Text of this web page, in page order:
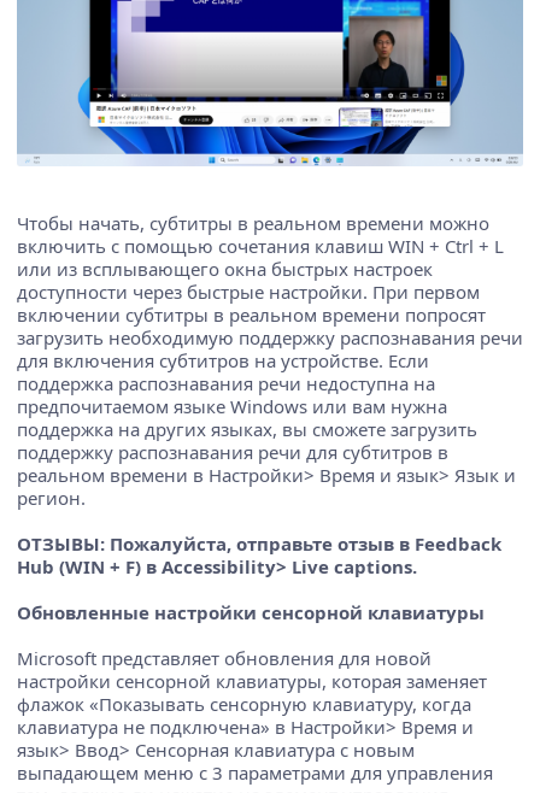
Чтобы начать, субтитры в реальном времени можно
включить с помощью сочетания клавиш WIN + Ctrl + L
или из всплывающего окна быстрых настроек
доступности через быстрые настройки. При первом
включении субтитры в реальном времени попросят
загрузить необходимую поддержку распознавания речи
для включения субтитров на устройстве. Если
поддержка распознавания речи недоступна на
предпочитаемом языке Windows или вам нужна
поддержка на других языках, вы сможете загрузить
поддержку распознавания речи для субтитров в
реальном времени в Настройки> Время и язык> Язык и
регион.
ОТЗЫВЫ: Пожалуйста, отправьте отзыв в Feedback
Hub (WIN + F) в Accessibility> Live captions.
Обновленные настройки сенсорной клавиатуры
Microsoft представляет обновления для новой
настройки сенсорной клавиатуры, которая заменяет
флажок «Показывать сенсорную клавиатуру, когда
клавиатура не подключена» в Настройки> Время и
язык> Ввод> Сенсорная клавиатура с новым
выпадающем меню с 3 параметрами для управления